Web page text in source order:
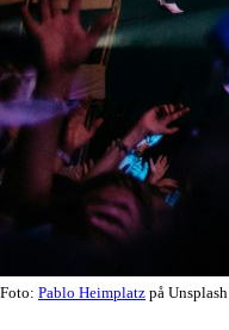
Foto: Pablo Heimplatz på Unsplash